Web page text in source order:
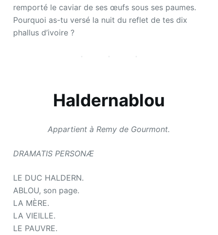
remporté le caviar de ses œufs sous ses paumes.
Pourquoi as-tu versé la nuit du reflet de tes dix
phallus d’ivoire ?
Haldernablou
Appartient à Remy de Gourmont.
DRAMATIS PERSONÆ
LE DUC HALDERN.
ABLOU, son page.
LA MÈRE.
LA VIEILLE.
LE PAUVRE.